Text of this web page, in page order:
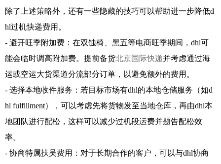
除了上述策略外，还有一些隐藏的技巧可以帮助进一步降低d
hl过机快递费用。
- 避开旺季附加费：在双蚀椅、黑五等电商旺季期间，dhl可
能会临时调高附加费。提前备货北京国际快递并考虑通过海
运或空运大货渠道分流部分订单，以避免额外的费用。
- 选择本地收件服务：若目标市场有dhl的本地仓储服务（如d
hl fulfillment），可以考虑先将货物发至当地仓库，再由dhl本
地团队进行配松，这样可以减少过机段运费并题告配松效
率。
- 协商特属扶吴费用：对于长期合作的客户，可以与dhl协商